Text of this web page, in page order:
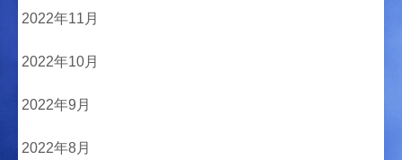
2022年11月
2022年10月
2022年9月
2022年8月